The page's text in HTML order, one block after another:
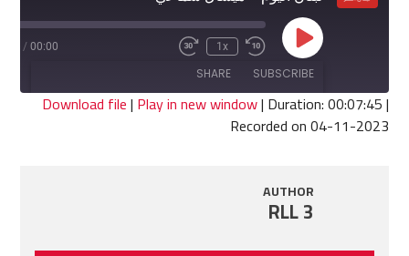
Play
Episode
Rewind
10
Seconds
1x
Fast
seconds
00:00
/
SUBSCRIBE
SHARE
SHARE
Download file| Play in new window| Duration: 00:07:45|
Recorded on 04-11-2023
AUTHOR
RLL 3